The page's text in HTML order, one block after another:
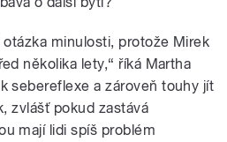
minulosti, protože Mirek
několika lety,“ říká Martha
sebereflexe a zároveň touhy jít
zvlášť pokud zastává
mají lidi spíš problém